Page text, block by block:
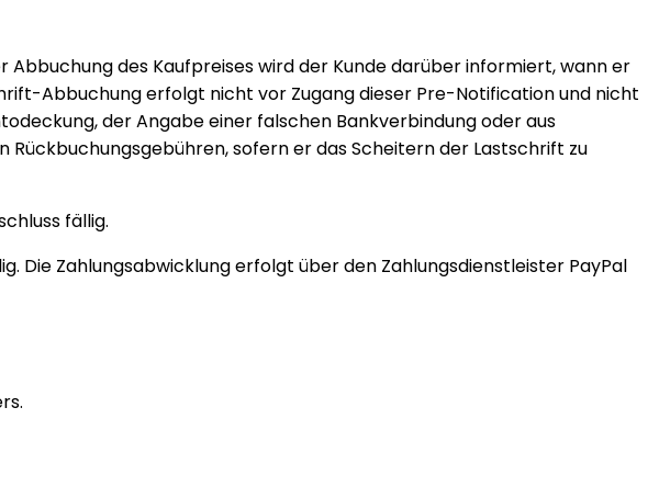
Abbuchung des Kaufpreises wird der Kunde darüber informiert, wann er
Abbuchung erfolgt nicht vor Zugang dieser Pre-Notification und nicht
der Angabe einer falschen Bankverbindung oder aus
sofern er das Scheitern der Lastschrift zu
fällig.
Die Zahlungsabwicklung erfolgt über den Zahlungsdienstleister PayPal